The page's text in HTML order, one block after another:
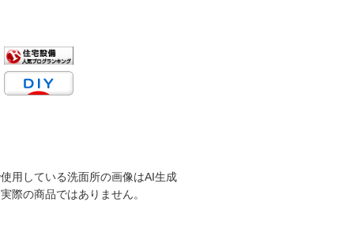
用している洗面所の画像はAI生成
際の商品ではありません。